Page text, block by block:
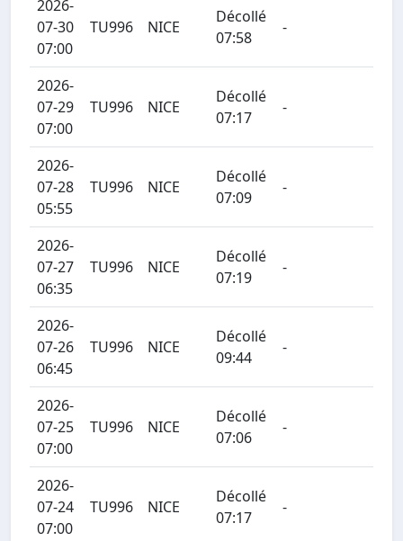
2026-
07-30
07:00
TU996 NICE
Décollé
07:58
-
2026-
07-29
07:00
TU996 NICE
Décollé
07:17
-
2026-
07-28
05:55
TU996 NICE
Décollé
07:09
-
2026-
07-27
06:35
TU996 NICE
Décollé
07:19
-
2026-
07-26
06:45
TU996 NICE
Décollé
09:44
-
2026-
07-25
07:00
TU996 NICE
Décollé
07:06
-
2026-
07-24
07:00
TU996 NICE
Décollé
07:17
-